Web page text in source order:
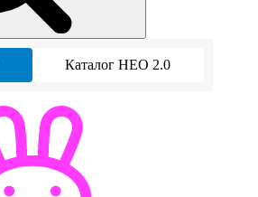
Каталог НЕО 2.0